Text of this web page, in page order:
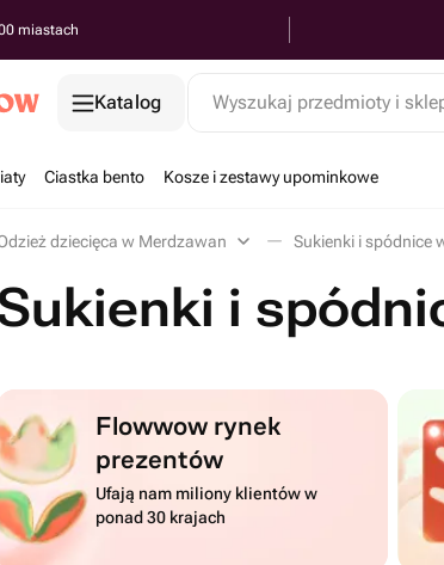
miastach
Katalog Wyszukaj przedmioty i
Ciastka bento Kosze i zestawy upominkowe
dziecięca w Merdzawan Sukienki i spódnice
i
Flowwow rynek
prezentów
Ufają nam miliony klientów w
ponad 30 krajach